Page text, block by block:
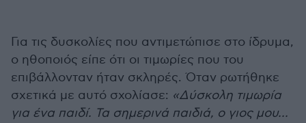
Για τις δυσκολίες που αντιμετώπισε στο ίδρυμα,
ο ηθοποιός είπε ότι οι τιμωρίες που του
επιβάλλονταν ήταν σκληρές. Όταν ρωτήθηκε
σχετικά με αυτό σχολίασε: «Δύσκολη τιμωρία
για ένα παιδί. Τα σημερινά παιδιά, ο γιος μου...